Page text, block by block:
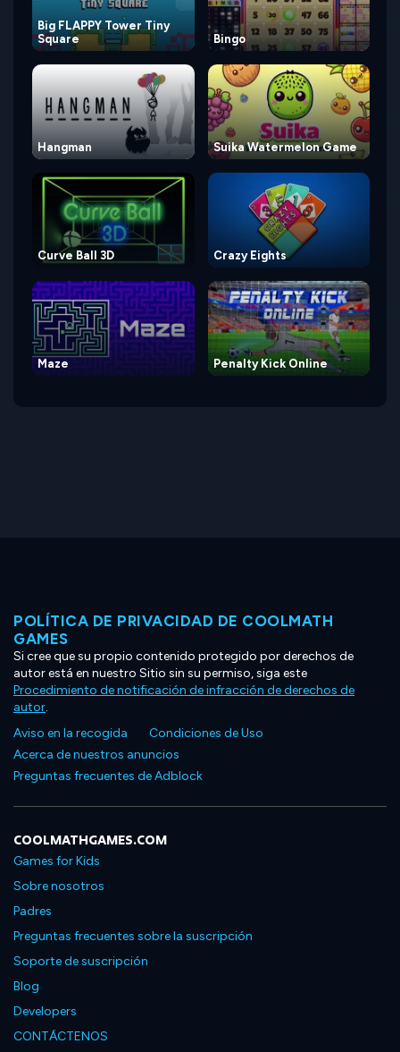
Big FLAPPY Tower Tiny
Square
Bingo
Hangman Suika Watermelon Game
Curve Ball 3D Crazy Eights
Maze Penalty Kick Online
POLÍTICA DE PRIVACIDAD DE COOLMATH
GAMES
Si cree que su propio contenido protegido por derechos de
autor está en nuestro Sitio sin su permiso, siga este
Procedimiento de notificación de infracción de derechos de
autor.
Aviso en la recogida
Condiciones de Uso
Acerca de nuestros anuncios
Preguntas frecuentes de Adblock
COOLMATHGAMES.COM
Games for Kids
Sobre nosotros
Padres
Preguntas frecuentes sobre la suscripción
Soporte de suscripción
Blog
Developers
CONTÁCTENOS